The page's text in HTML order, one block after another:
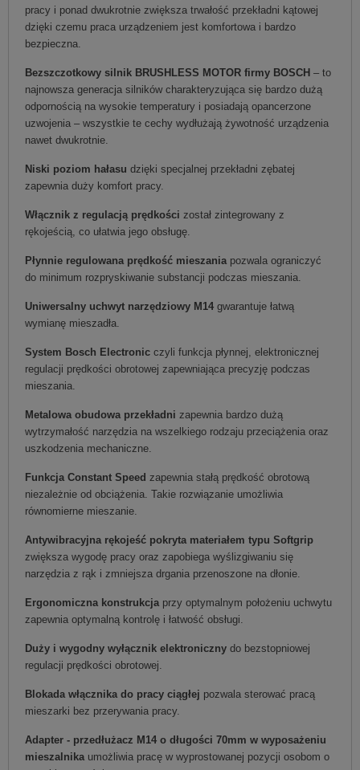
pracy i ponad dwukrotnie zwiększa trwałość przekładni kątowej
dzięki czemu praca urządzeniem jest komfortowa i bardzo
bezpieczna.
Bezszczotkowy silnik BRUSHLESS MOTOR firmy BOSCH – to
najnowsza generacja silników charakteryzująca się bardzo dużą
odpornością na wysokie temperatury i posiadają opancerzone
uzwojenia – wszystkie te cechy wydłużają żywotność urządzenia
nawet dwukrotnie.
Niski poziom hałasu dzięki specjalnej przekładni zębatej
zapewnia duży komfort pracy.
Włącznik z regulacją prędkości został zintegrowany z
rękojeścią, co ułatwia jego obsługę.
Płynnie regulowana prędkość mieszania pozwala ograniczyć
do minimum rozpryskiwanie substancji podczas mieszania.
Uniwersalny uchwyt narzędziowy M14 gwarantuje łatwą
wymianę mieszadła.
System Bosch Electronic czyli funkcja płynnej, elektronicznej
regulacji prędkości obrotowej zapewniająca precyzję podczas
mieszania.
Metalowa obudowa przekładni zapewnia bardzo dużą
wytrzymałość narzędzia na wszelkiego rodzaju przeciążenia oraz
uszkodzenia mechaniczne.
Funkcja Constant Speed zapewnia stałą prędkość obrotową
niezależnie od obciążenia. Takie rozwiązanie umożliwia
równomierne mieszanie.
Antywibracyjna rękojeść pokryta materiałem typu Softgrip
zwiększa wygodę pracy oraz zapobiega wyślizgiwaniu się
narzędzia z rąk i zmniejsza drgania przenoszone na dłonie.
Ergonomiczna konstrukcja przy optymalnym położeniu uchwytu
zapewnia optymalną kontrolę i łatwość obsługi.
Duży i wygodny wyłącznik elektroniczny do bezstopniowej
regulacji prędkości obrotowej.
Blokada włącznika do pracy ciągłej pozwala sterować pracą
mieszarki bez przerywania pracy.
Adapter - przedłużacz M14 o długości 70mm w wyposażeniu
mieszalnika umożliwia pracę w wyprostowanej pozycji osobom o